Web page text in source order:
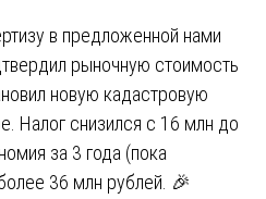
в предложенной нами
рыночную стоимость
новую кадастровую
Налог снизился с 16 млн до
за 3 года (пока
36 млн рублей. 🎉